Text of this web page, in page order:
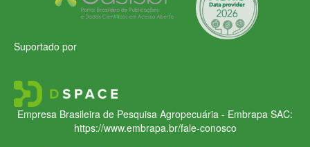
Suportado por
Empresa Brasileira de Pesquisa Agropecuária - Embrapa SAC:
https://www.embrapa.br/fale-conosco